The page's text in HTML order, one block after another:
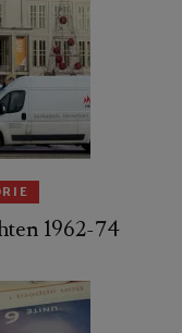
1962-74